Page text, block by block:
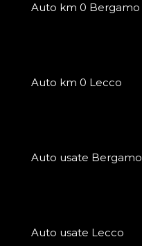
Auto km 0 Bergamo
Auto km 0 Lecco
Auto usate Bergamo
Auto usate Lecco